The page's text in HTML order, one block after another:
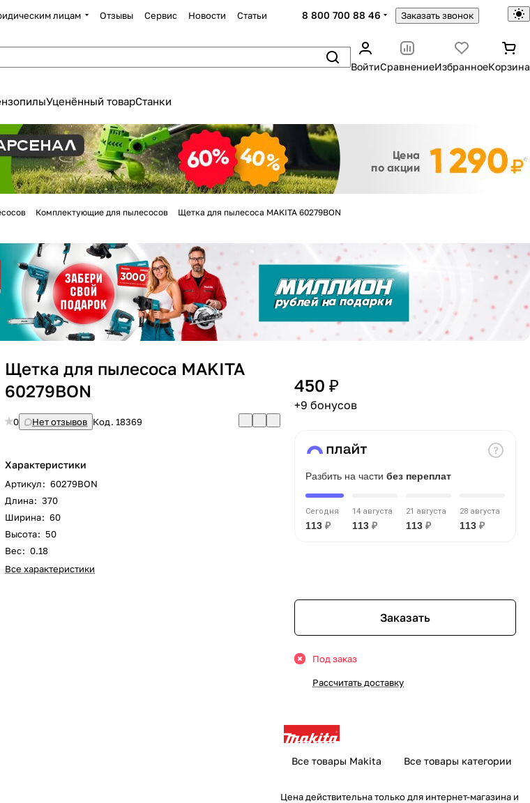
лицам Отзывы Сервис Новости Статьи 8 800 700 88 46 Заказать звонок
ВойтиСравнениеИзбранноеКорзина
Уценённый товарСтанки
Комплектующие для пылесосов Щетка для пылесоса MAKITA 60279BON
Щетка для пылесоса MAKITA
60279BON
0 Нет отзывов Код.18369
Характеристики
Артикул: 60279BON
Длина: 370
Ширина: 60
Высота: 50
Вес: 0.18
Все характеристики
450 ₽
+9 бонусов
Разбить на части без переплат
Сегодня
113 ₽
14 августа
113 ₽
21 августа
113 ₽
28 августа
113 ₽
Заказать
Под заказ
Рассчитать доставку
Все товары Makita Все товары категории
Цена действительна только для интернет-магазина и
переплат
сегодня только
любого банка
выбранный способом